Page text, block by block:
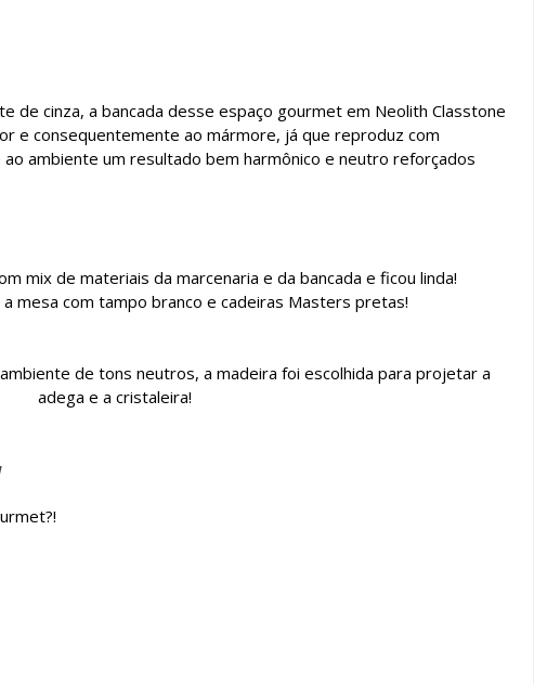
de cinza, a bancada desse espaço gourmet em Neolith Classtone
e consequentemente ao mármore, já que reproduz com
ambiente um resultado bem harmônico e neutro reforçados
mix de materiais da marcenaria e da bancada e ficou linda!
mesa com tampo branco e cadeiras Masters pretas!
de tons neutros, a madeira foi escolhida para projetar a
adega e a cristaleira!